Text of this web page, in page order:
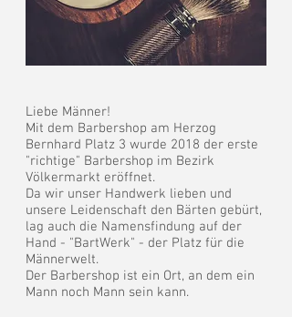
Liebe Männer!
Mit dem Barbershop am Herzog
Bernhard Platz 3 wurde 2018 der erste
"richtige" Barbershop im Bezirk
Völkermarkt eröffnet.
Da wir unser Handwerk lieben und
unsere Leidenschaft den Bärten gebürt,
lag auch die Namensfindung auf der
Hand - "BartWerk" - der Platz für die
Männerwelt.
Der Barbershop ist ein Ort, an dem ein
Mann noch Mann sein kann.